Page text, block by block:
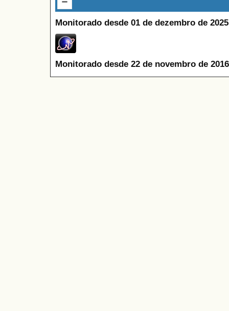
Monitorado desde 01 de dezembro de
Monitorado desde 22 de novembro de